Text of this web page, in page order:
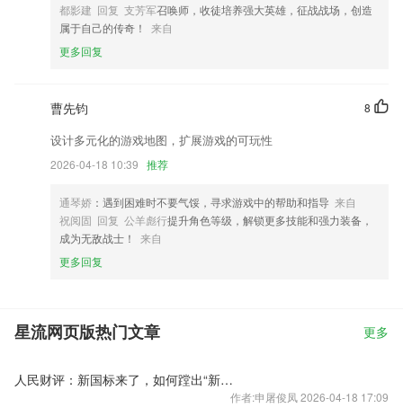
都影建 回复 支芳军召唤师，收徒培养强大英雄，征战战场，创造
属于自己的传奇！
来自
更多回复
8
曹先钧
设计多元化的游戏地图，扩展游戏的可玩性
2026-04-18 10:39 推荐
通琴娇 ：遇到困难时不要气馁，寻求游戏中的帮助和指导 来自
祝阅固 回复 公羊彪行提升角色等级，解锁更多技能和强力装备，
成为无敌战士！
来自
更多回复
星流网页版热门文章 更多
人民财评：新国标来了，如何蹚出“新鞋路”？
作者:申屠俊凤 2026-04-18 17:09